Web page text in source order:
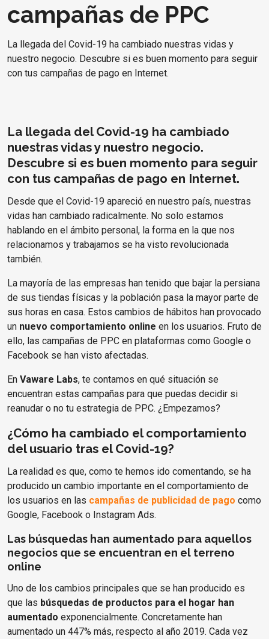
campañas de PPC
La llegada del Covid-19 ha cambiado nuestras vidas y
nuestro negocio. Descubre si es buen momento para seguir
con tus campañas de pago en Internet.
La llegada del Covid-19 ha cambiado
nuestras vidas y nuestro negocio.
Descubre si es buen momento para seguir
con tus campañas de pago en Internet.
Desde que el Covid-19 apareció en nuestro país, nuestras
vidas han cambiado radicalmente. No solo estamos
hablando en el ámbito personal, la forma en la que nos
relacionamos y trabajamos se ha visto revolucionada
también.
La mayoría de las empresas han tenido que bajar la persiana
de sus tiendas físicas y la población pasa la mayor parte de
sus horas en casa. Estos cambios de hábitos han provocado
un nuevo comportamiento online en los usuarios. Fruto de
ello, las campañas de PPC en plataformas como Google o
Facebook se han visto afectadas.
En Vaware Labs, te contamos en qué situación se
encuentran estas campañas para que puedas decidir si
reanudar o no tu estrategia de PPC. ¿Empezamos?
¿Cómo ha cambiado el comportamiento
del usuario tras el Covid-19?
La realidad es que, como te hemos ido comentando, se ha
producido un cambio importante en el comportamiento de
los usuarios en las campañas de publicidad de pago como
Google, Facebook o Instagram Ads.
Las búsquedas han aumentado para aquellos
negocios que se encuentran en el terreno
online
Uno de los cambios principales que se han producido es
que las búsquedas de productos para el hogar han
aumentado exponencialmente. Concretamente han
aumentado un 447% más, respecto al año 2019. Cada vez